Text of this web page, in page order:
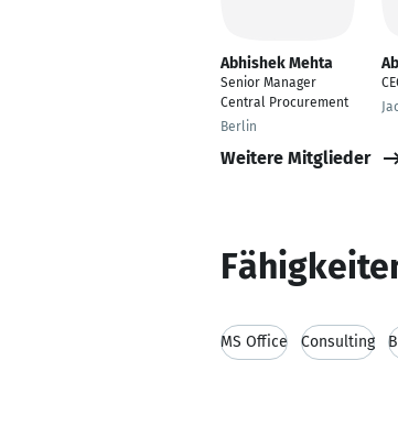
Abhishek Mehta
Senior Manager
Central Procurement
Berlin
Weitere Mitglieder
MS Office Consulting